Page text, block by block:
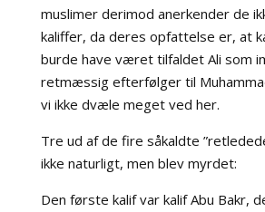
muslimer derimod anerkender de
kaliffer, da deres opfattelse er, at
burde have været tilfaldet Ali som
retmæssig efterfølger til
vi ikke dvæle meget ved her.
Tre ud af de fire såkaldte
ikke naturligt, men blev myrdet:
Den første kalif var kalif Abu Bakr,